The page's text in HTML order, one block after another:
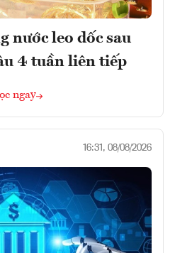
nước leo dốc sau
4 tuần liên tiếp
ngay
16:31, 08/08/2026